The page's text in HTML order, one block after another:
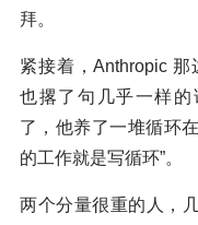
拜。
紧接着，Anthropic
也撂了句几乎一样的
了，他养了一堆循环
的工作就是写循环”。
两个分量很重的人，